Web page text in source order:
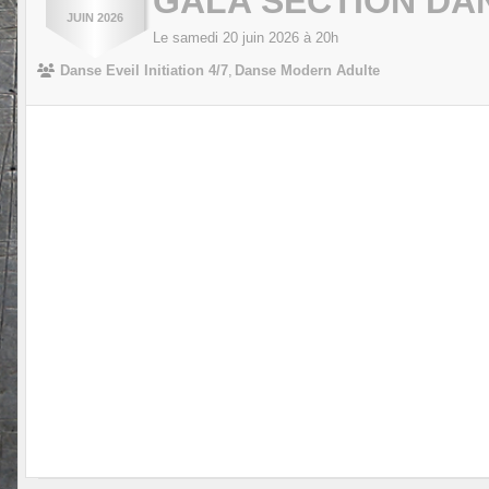
JUIN 2026
Le samedi 20 juin 2026 à 20h
Danse Eveil Initiation 4/7 Danse Modern Adulte